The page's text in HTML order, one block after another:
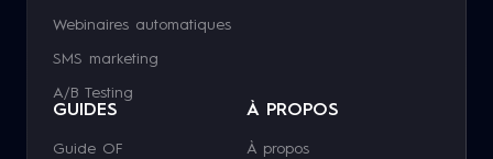
Webinaires automatiques
SMS marketing
A/B Testing
GUIDES
Guide OF
À PROPOS
À propos